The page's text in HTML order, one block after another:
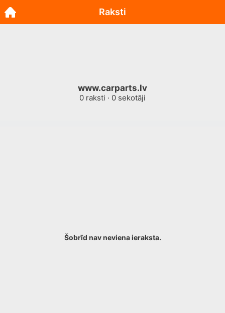
www.carparts.lv
0 raksti · 0 sekotāji
Šobrīd nav neviena ieraksta.
Raksti